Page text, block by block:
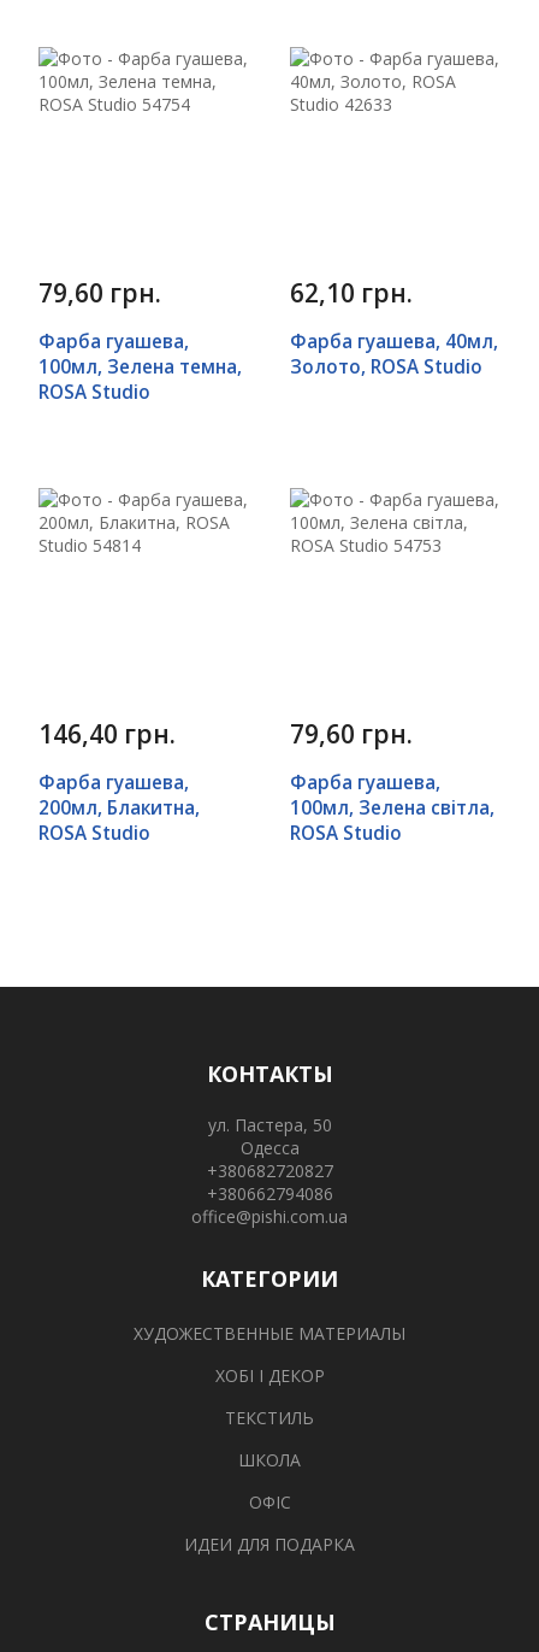
79,60 грн.
Фарба гуашева,
100мл, Зелена темна,
ROSA Studio
62,10 грн.
Фарба гуашева, 40мл,
Золото, ROSA Studio
146,40 грн.
Фарба гуашева,
200мл, Блакитна,
ROSA Studio
79,60 грн.
Фарба гуашева,
100мл, Зелена світла,
ROSA Studio
КОНТАКТЫ
ул. Пастера, 50
Одесса
+380682720827
+380662794086
office@pishi.com.ua
КАТЕГОРИИ
ХУДОЖЕСТВЕННЫЕ МАТЕРИАЛЫ
ХОБІ І ДЕКОР
ТЕКСТИЛЬ
ШКОЛА
ОФІС
ИДЕИ ДЛЯ ПОДАРКА
СТРАНИЦЫ